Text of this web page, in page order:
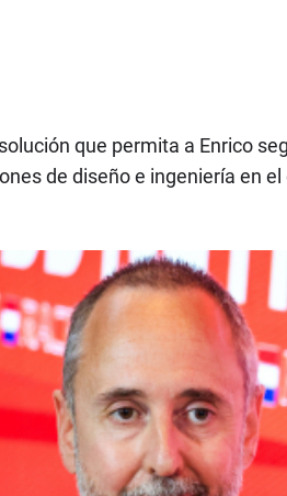
que permita a Enrico
de diseño e ingeniería en